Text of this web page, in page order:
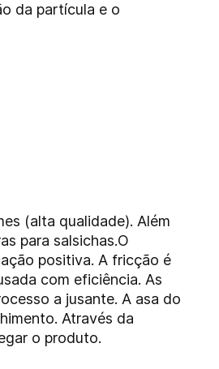
da partícula e o
(alta qualidade). Além
para salsichas.O
positiva. A fricção é
com eficiência. As
a jusante. A asa do
Através da
o produto.